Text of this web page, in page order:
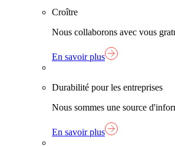
Croître
Nous collaborons avec vous
En savoir plus
Durabilité pour les entreprises
Nous sommes une source
En savoir plus